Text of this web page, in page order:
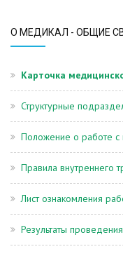
О МЕДИКАЛ - ОБЩИЕ
Карточка
Структурные
Положение о работе с
Правила внутреннего
Лист ознакомления
Результаты